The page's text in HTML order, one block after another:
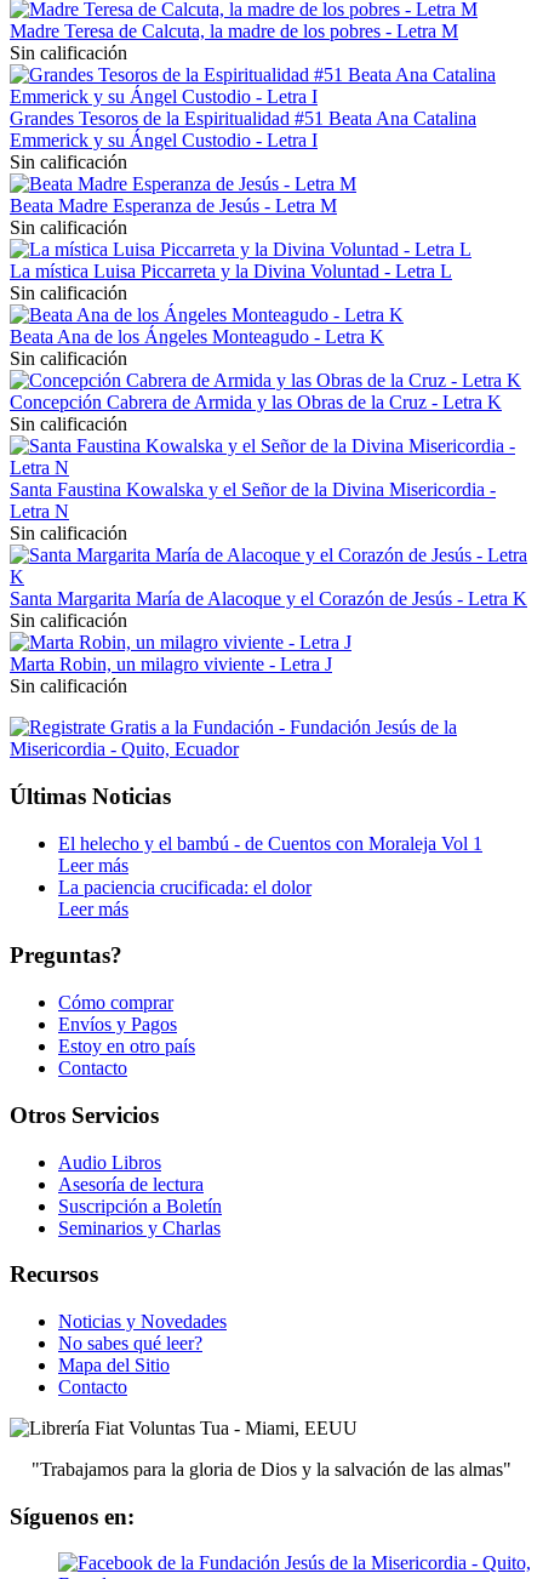
Madre Teresa de Calcuta, la madre de los pobres - Letra M
Sin calificación
Grandes Tesoros de la Espiritualidad #51 Beata Ana Catalina
Emmerick y su Ángel Custodio - Letra I
Sin calificación
Beata Madre Esperanza de Jesús - Letra M
Sin calificación
La mística Luisa Piccarreta y la Divina Voluntad - Letra L
Sin calificación
Beata Ana de los Ángeles Monteagudo - Letra K
Sin calificación
Concepción Cabrera de Armida y las Obras de la Cruz - Letra K
Sin calificación
Santa Faustina Kowalska y el Señor de la Divina Misericordia -
Letra N
Sin calificación
Santa Margarita María de Alacoque y el Corazón de Jesús - Letra K
Sin calificación
Marta Robin, un milagro viviente - Letra J
Sin calificación
Últimas Noticias
El helecho y el bambú - de Cuentos con Moraleja Vol 1
Leer más
La paciencia crucificada: el dolor
Leer más
Preguntas?
Cómo comprar
Envíos y Pagos
Estoy en otro país
Contacto
Otros Servicios
Audio Libros
Asesoría de lectura
Suscripción a Boletín
Seminarios y Charlas
Recursos
Noticias y Novedades
No sabes qué leer?
Mapa del Sitio
Contacto
"Trabajamos para la gloria de Dios y la salvación de las almas"
Síguenos en: